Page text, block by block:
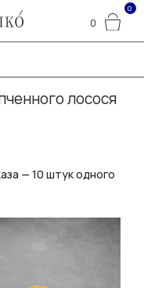
0
0
лосося
— 10 штук одного